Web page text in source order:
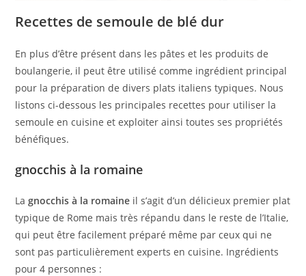
Recettes de semoule de blé dur
En plus d’être présent dans les pâtes et les produits de
boulangerie, il peut être utilisé comme ingrédient principal
pour la préparation de divers plats italiens typiques. Nous
listons ci-dessous les principales recettes pour utiliser la
semoule en cuisine et exploiter ainsi toutes ses propriétés
bénéfiques.
gnocchis à la romaine
Lagnocchis à la romaine il s’agit d’un délicieux premier plat
typique de Rome mais très répandu dans le reste de l’Italie,
qui peut être facilement préparé même par ceux qui ne
sont pas particulièrement experts en cuisine. Ingrédients
pour 4 personnes :